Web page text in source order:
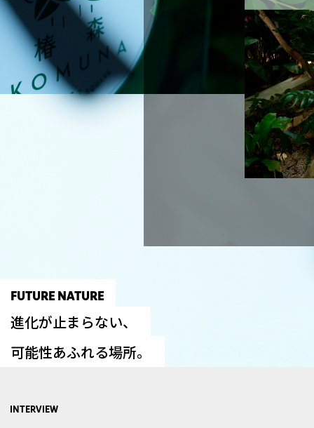
FUTURE NATURE
進化が止まらない、
可能性あふれる場所。
INTERVIEW